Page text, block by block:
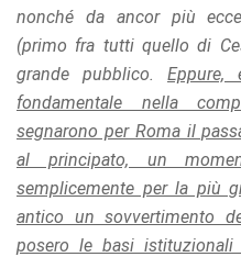
nonché da ancor più
(primo fra tutti quello di
grande pubblico. Eppure,
fondamentale nella
segnarono per Roma il
al principato, un
semplicemente per la più
antico un sovvertimento
posero le basi